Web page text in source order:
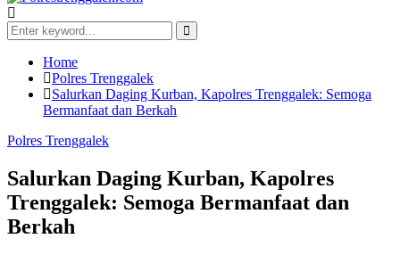
Search
for:
Search
Home
Polres Trenggalek
Salurkan Daging Kurban, Kapolres Trenggalek: Semoga
Bermanfaat dan Berkah
Polres Trenggalek
Salurkan Daging Kurban, Kapolres
Trenggalek: Semoga Bermanfaat dan
Berkah